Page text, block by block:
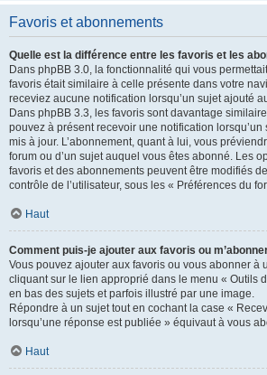
Favoris et abonnements
Quelle est la différence entre les favoris et les
Dans phpBB 3.0, la fonctionnalité qui vous
favoris était similaire à celle présente dans votre
receviez aucune notification lorsqu’un sujet ajouté
Dans phpBB 3.3, les favoris sont davantage
pouvez à présent recevoir une notification
mis à jour. L’abonnement, quant à lui, vous
forum ou d’un sujet auquel vous êtes abonné. Les
favoris et des abonnements peuvent être modifiés
contrôle de l’utilisateur, sous les « Préférences du
Haut
Comment puis-je ajouter aux favoris ou
Vous pouvez ajouter aux favoris ou vous abonner à
cliquant sur le lien approprié dans le menu « Outils
en bas des sujets et parfois illustré par une image.
Répondre à un sujet tout en cochant la case «
lorsqu’une réponse est publiée » équivaut à vous
Haut